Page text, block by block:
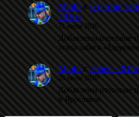
Minfoк6-й этап
2026»
31 июля 2026
Добавлены итоговые
этапа забега
MinfoкЗабег
28 июля 2026
Добавлены итоговые
в Ярославле.